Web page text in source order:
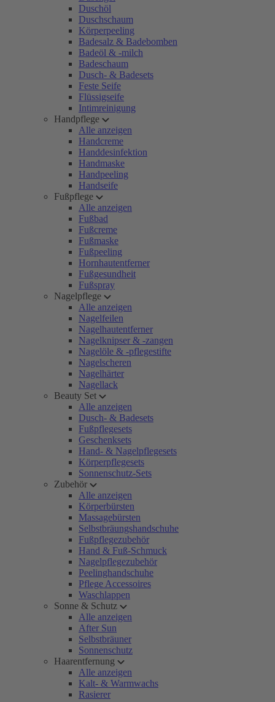
Duschöl
Duschschaum
Körperpeeling
Badesalz & Badebomben
Badeöl & -milch
Badeschaum
Dusch- & Badesets
Feste Seife
Flüssigseife
Intimreinigung
Handpflege
Alle anzeigen
Handcreme
Handdesinfektion
Handmaske
Handpeeling
Handseife
Fußpflege
Alle anzeigen
Fußbad
Fußcreme
Fußmaske
Fußpeeling
Hornhautentferner
Fußgesundheit
Fußspray
Nagelpflege
Alle anzeigen
Nagelfeilen
Nagelhautentferner
Nagelknipser & -zangen
Nagelöle & -pflegestifte
Nagelscheren
Nagelhärter
Nagellack
Beauty Set
Alle anzeigen
Dusch- & Badesets
Fußpflegesets
Geschenksets
Hand- & Nagelpflegesets
Körperpflegesets
Sonnenschutz-Sets
Zubehör
Alle anzeigen
Körperbürsten
Massagebürsten
Selbstbräungshandschuhe
Fußpflegezubehör
Hand & Fuß-Schmuck
Nagelpflegezubehör
Peelinghandschuhe
Pflege Accessoires
Waschlappen
Sonne & Schutz
Alle anzeigen
After Sun
Selbstbräuner
Sonnenschutz
Haarentfernung
Alle anzeigen
Kalt- & Warmwachs
Rasierer